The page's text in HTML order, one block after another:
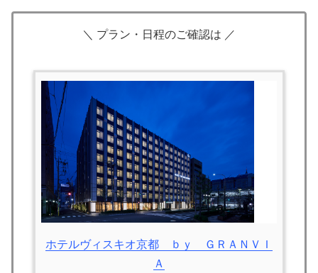
＼ プラン・日程のご確認は ／
ホテルヴィスキオ京都 ｂｙ ＧＲＡＮＶＩ
Ａ